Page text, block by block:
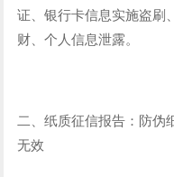
证、银行卡信息实施盗刷
财、个人信息泄露。
二、纸质征信报告：防伪
无效